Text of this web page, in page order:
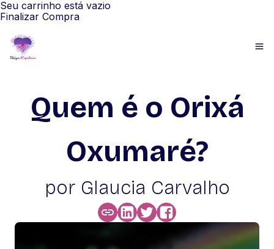
Seu carrinho está vazio
Finalizar Compra
Quem é o Orixá
Oxumaré?
por Glaucia Carvalho